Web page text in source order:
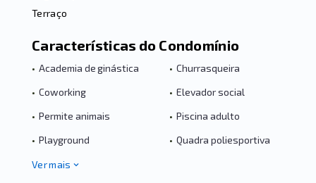
Terraço
Características do Condomínio
• Academia de ginástica • Churrasqueira
• Coworking • Elevador social
• Permite animais • Piscina adulto
• Playground • Quadra poliesportiva
Ver mais